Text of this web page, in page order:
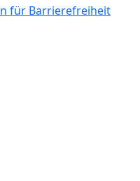
für Barrierefreiheit